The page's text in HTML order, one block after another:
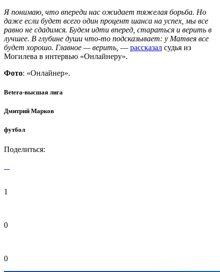
Я понимаю, что впереди нас ожидает тяжелая борьба. Но
даже если будет всего один процент шанса на успех, мы все
равно не сдадимся. Будем идти вперед, стараться и верить в
лучшее. В глубине души что-то подсказывает: у Матвея все
будет хорошо. Главное — верить, — рассказал судья из
Могилева в интервью «Онлайнеру».
Фото: «Онлайнер».
Betera-высшая лига
Дмитрий Марков
футбол
Поделиться:
1
0
0